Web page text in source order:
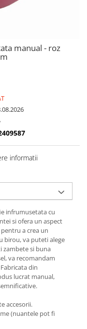
manual - roz
informatii
infrumusetata cu
si ofera un aspect
a crea un
birou, va puteti alege
zambete si buna
va recomandam
din
lucrat manual,
accesorii.
(nuantele pot fi